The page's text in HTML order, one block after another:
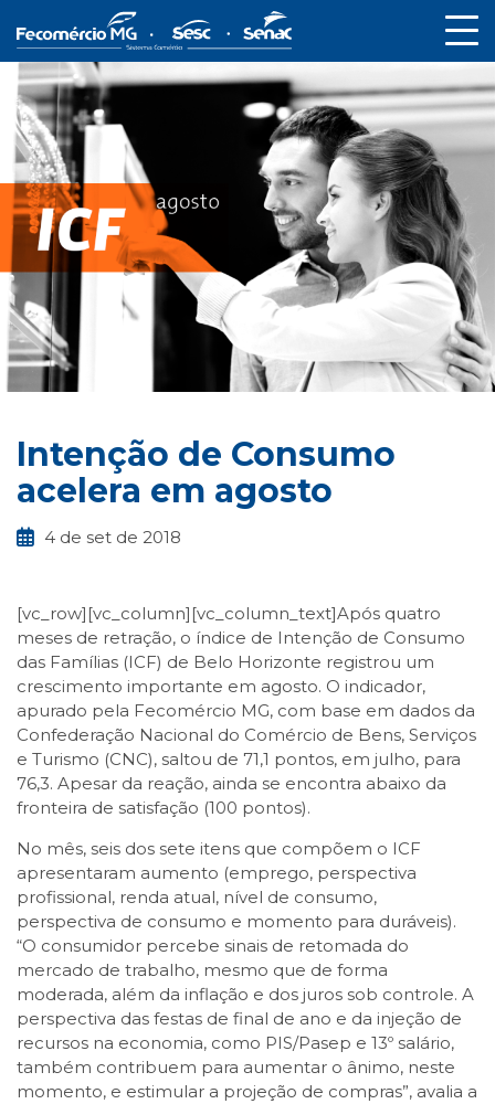
Intenção de Consumo
acelera em agosto
4 de set de 2018
[vc_row][vc_column][vc_column_text]Após quatro
meses de retração, o índice de Intenção de Consumo
das Famílias (ICF) de Belo Horizonte registrou um
crescimento importante em agosto. O indicador,
apurado pela Fecomércio MG, com base em dados da
Confederação Nacional do Comércio de Bens, Serviços
e Turismo (CNC), saltou de 71,1 pontos, em julho, para
76,3. Apesar da reação, ainda se encontra abaixo da
fronteira de satisfação (100 pontos).
No mês, seis dos sete itens que compõem o ICF
apresentaram aumento (emprego, perspectiva
profissional, renda atual, nível de consumo,
perspectiva de consumo e momento para duráveis).
“O consumidor percebe sinais de retomada do
mercado de trabalho, mesmo que de forma
moderada, além da inflação e dos juros sob controle. A
perspectiva das festas de final de ano e da injeção de
recursos na economia, como PIS/Pasep e 13º salário,
também contribuem para aumentar o ânimo, neste
momento, e estimular a projeção de compras”, avalia a